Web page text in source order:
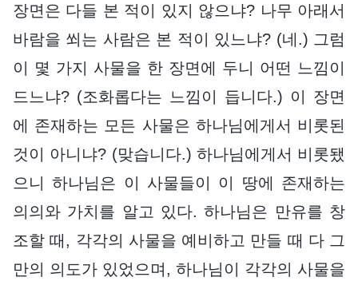
장면은 다들 본 적이 있지 않으냐? 나무 아래서
바람을 쐬는 사람은 본 적이 있느냐? (네.) 그럼
이 몇 가지 사물을 한 장면에 두니 어떤 느낌이
드느냐? (조화롭다는 느낌이 듭니다.) 이 장면
에 존재하는 모든 사물은 하나님에게서 비롯된
것이 아니냐? (맞습니다.) 하나님에게서 비롯됐
으니 하나님은 이 사물들이 이 땅에 존재하는
의의와 가치를 알고 있다. 하나님은 만유를 창
조할 때, 각각의 사물을 예비하고 만들 때 다 그
만의 의도가 있었으며, 하나님이 각각의 사물을